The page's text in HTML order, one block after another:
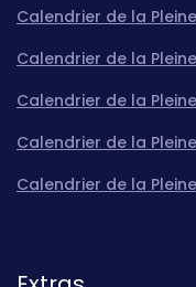
Calendrier de la
Calendrier de la
Calendrier de la
Calendrier de la
Calendrier de la